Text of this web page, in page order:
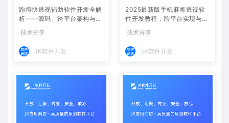
跑得快透视辅助软件开发全解
析——源码、跨平台架构与控
技术分享
JK软件开发
2025最新版手机麻将透视软
件开发教程：跨平台实现与安
技术分享
JK软件开发